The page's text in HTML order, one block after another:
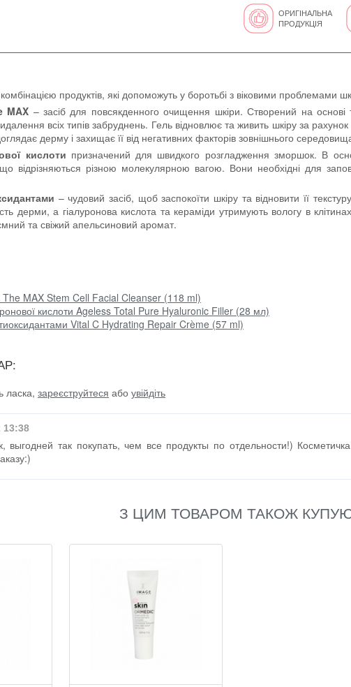
ОРИГІНАЛЬНА
ПРОДУКЦІЯ
продуктів, які допоможуть у боротьбі з віковими проблемами
MAX – засіб для повсякденного очищення шкіри. Створений на основі
всіх типів забруднень. Гель відновлює та живить шкіру за
дерму і захищає її від негативних факторів зовнішнього
кислоти призначений для швидкого розгладження зморшок. В
що відрізняються різною молекулярною вагою. Вони необхідні для
– чудовий засіб, щоб заспокоїти шкіру та відновити її
дерми, а гіалуронова кислота та кераміди утримують вологу в
та свіжий апельсиновий аромат.
MAX Stem Cell Facial Cleanser (118 ml)
кислоти Ageless Total Pure Hyaluronic Filler (28 мл)
Vital C Hydrating Repair Crème (57 ml)
ласка, зареєструйтеся або увійдіть
13:38
выгодней так покупать, чем все продукты по отдельности!)
З ЦИМ ТОВАРОМ ТАКОЖ